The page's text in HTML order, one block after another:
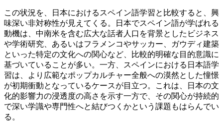
この状況を、日本におけるスペイン語学習と比較すると、興
味深い非対称性が見えてくる。日本でスペイン語が学ばれる
動機は、中南米を含む広大な話者人口を背景としたビジネス
や学術研究、あるいはフラメンコやサッカー、ガウディ建築
といった特定の文化への関心など、比較的明確な目的意識に
基づいていることが多い。一方、スペインにおける日本語学
習は、より広範なポップカルチャー全般への漠然とした憧憬
が初期衝動となっているケースが目立つ。これは、日本の文
化的影響力の浸透度の高さを示す一方で、その関心が持続的
で深い学識や専門性へと結びつくかという課題もはらんでい
る。